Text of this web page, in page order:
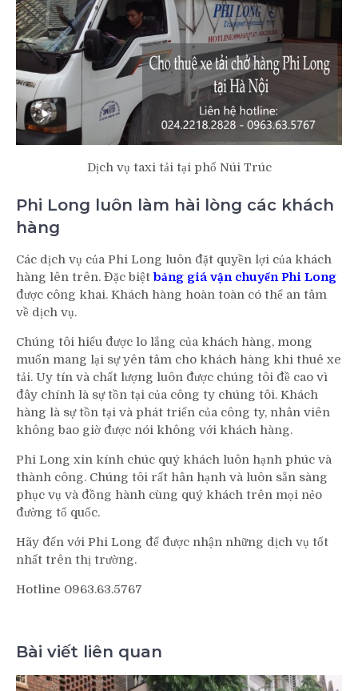
Dịch vụ taxi tải tại phố Núi Trúc
Phi Long luôn làm hài lòng các khách
hàng
Các dịch vụ của Phi Long luôn đặt quyền lợi của khách
hàng lên trên. Đặc biệtbảng giá vận chuyển Phi Long
được công khai. Khách hàng hoàn toàn có thể an tâm
về dịch vụ.
Chúng tôi hiểu được lo lắng của khách hàng, mong
muốn mang lại sự yên tâm cho khách hàng khi thuê xe
tải. Uy tín và chất lượng luôn được chúng tôi đề cao vì
đây chính là sự tồn tại của công ty chúng tôi. Khách
hàng là sự tồn tại và phát triển của công ty, nhân viên
không bao giờ được nói không với khách hàng.
Phi Long xin kính chúc quý khách luôn hạnh phúc và
thành công. Chúng tôi rất hân hạnh và luôn sẵn sàng
phục vụ và đồng hành cùng quý khách trên mọi nẻo
đường tổ quốc.
Hãy đến với Phi Long để được nhận những dịch vụ tốt
nhất trên thị trường.
Hotline 0963.63.5767
Bài viết liên quan